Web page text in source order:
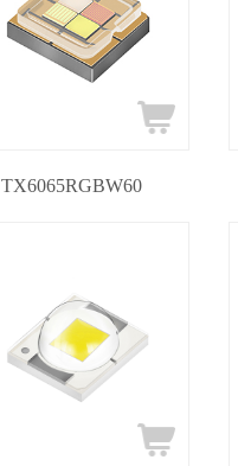
TX6065RGBW60